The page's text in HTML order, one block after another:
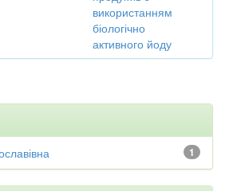
використанням
біологічно
активного йоду
1